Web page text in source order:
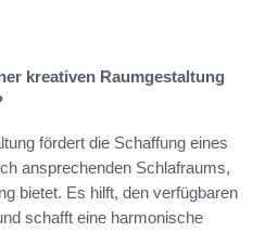
kreativen Raumgestaltung
fördert die Schaffung eines
ansprechenden Schlafraums,
bietet. Es hilft, den verfügbaren
schafft eine harmonische